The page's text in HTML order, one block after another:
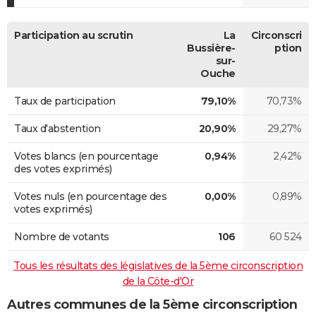
Participation au scrutin
La
Bussière-
sur-
Ouche
Circonscri
ption
Taux de participation 79,10% 70,73%
Taux d'abstention 20,90% 29,27%
Votes blancs (en pourcentage
des votes exprimés)
0,94% 2,42%
Votes nuls (en pourcentage des
votes exprimés)
0,00% 0,89%
Nombre de votants 106 60 524
Tous les résultats des législatives de la 5ème circonscription
de la Côte-d'Or
Autres communes de la 5ème circonscription